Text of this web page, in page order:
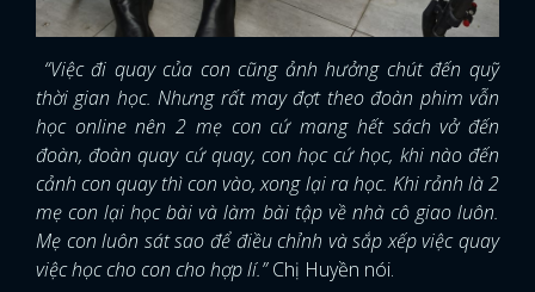
“Việc đi quay của con cũng ảnh hưởng chút đến quỹ
thời gian học. Nhưng rất may đợt theo đoàn phim vẫn
học online nên 2 mẹ con cứ mang hết sách vở đến
đoàn, đoàn quay cứ quay, con học cứ học, khi nào đến
cảnh con quay thì con vào, xong lại ra học. Khi rảnh là 2
mẹ con lại học bài và làm bài tập về nhà cô giao luôn.
Mẹ con luôn sát sao để điều chỉnh và sắp xếp việc quay
việc học cho con cho hợp lí.”Chị Huyền nói.